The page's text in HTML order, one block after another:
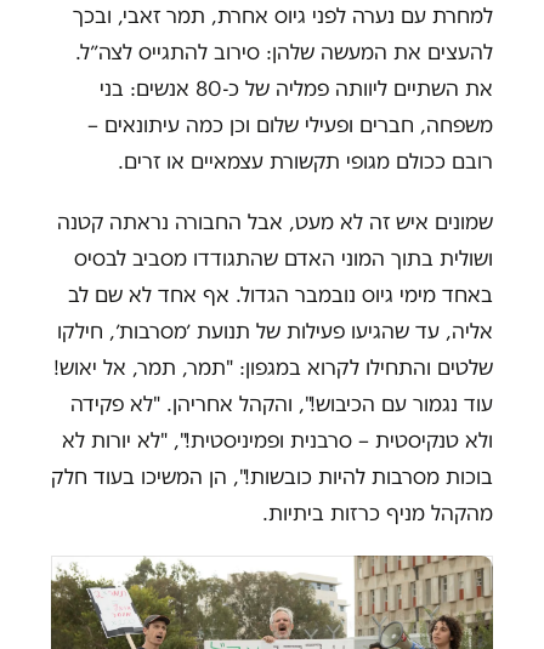
למחרת עם נערה לפני גיוס אחרת, תמר זאבי, ובכך
להעצים את המעשה שלהן: סירוב להתגייס לצה״ל.
את השתיים ליוותה פמליה של כ-80 אנשים: בני
משפחה, חברים ופעילי שלום וכן כמה עיתונאים –
רובם ככולם מגופי תקשורת עצמאיים או זרים.
שמונים איש זה לא מעט, אבל החבורה נראתה קטנה
ושולית בתוך המוני האדם שהתגודדו מסביב לבסיס
באחד מימי גיוס נובמבר הגדול. אף אחד לא שם לב
אליה, עד שהגיעו פעילות של תנועת ׳מסרבות׳, חילקו
שלטים והתחילו לקרוא במגפון: "תמר, תמר, אל יאוש!
עוד נגמור עם הכיבוש!", והקהל אחריהן. "לא פקידה
ולא טנקיסטית – סרבנית ופמיניסטית!", "לא יורות לא
בוכות מסרבות להיות כובשות!", הן המשיכו בעוד חלק
מהקהל מניף כרזות ביתיות.